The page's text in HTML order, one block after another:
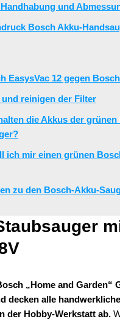
und
Bosch Akku-
EasysVac 12 gegen
und reinigen der Filter
die Akkus der grünen
ich mir einen grünen
zu den Bosch-Akku-
„Home and Garden“
decken alle
der Hobby-Werkstatt ab.